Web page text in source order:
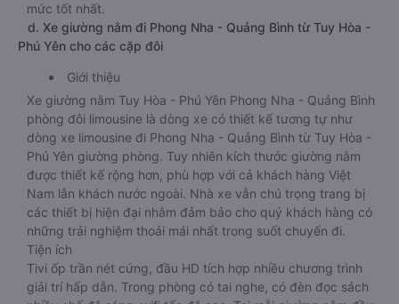
mức tốt nhất.
d. Xe giường nằm đi Phong Nha - Quảng Bình từ Tuy Hòa -
Phú Yên cho các cặp đôi
Giới thiệu
Xe giường nằm Tuy Hòa - Phú Yên Phong Nha - Quảng Bình
phòng đôi limousine là dòng xe có thiết kế tương tự như
dòng xe limousine đi Phong Nha - Quảng Bình từ Tuy Hòa -
Phú Yên giường phòng. Tuy nhiên kích thước giường nằm
được thiết kế rộng hơn, phù hợp với cả khách hàng Việt
Nam lẫn khách nước ngoài. Nhà xe vẫn chú trọng trang bị
các thiết bị hiện đại nhằm đảm bảo cho quý khách hàng có
những trải nghiệm thoải mái nhất trong suốt chuyến đi.
Tiện ích
Tivi ốp trần nét cứng, đầu HD tích hợp nhiều chương trình
giải trí hấp dẫn. Trong phòng có tai nghe, có đèn đọc sách